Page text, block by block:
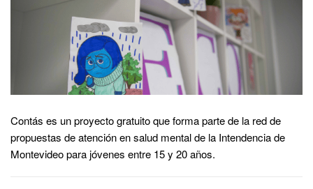
Contás es un proyecto gratuito que forma parte de la red de
propuestas de atención en salud mental de la Intendencia de
Montevideo para jóvenes entre 15 y 20 años.